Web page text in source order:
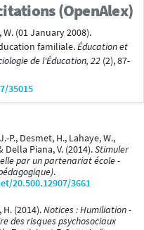
(OpenAlex)
(01 January 2008).
familiale.Éducation et
de l'Éducation, 22 (2), 87-
35015
P., Desmet, H., Lahaye, W.,
Della Piana, V. (2014).Stimuler
par un partenariat école -
.
20.500.12907/3661
(2014).Notices : Humiliation -
des risques psychosociaux